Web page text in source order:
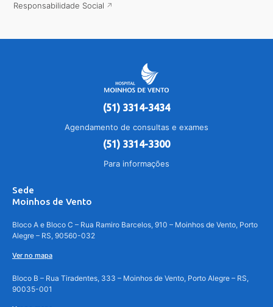
Responsabilidade Social
(51) 3314-3434
Agendamento de consultas e exames
(51) 3314-3300
Para informações
Sede
Moinhos de Vento
Bloco A e Bloco C – Rua Ramiro Barcelos, 910 – Moinhos de Vento, Porto
Alegre – RS, 90560-032
Ver no mapa
Bloco B – Rua Tiradentes, 333 – Moinhos de Vento, Porto Alegre – RS,
90035-001